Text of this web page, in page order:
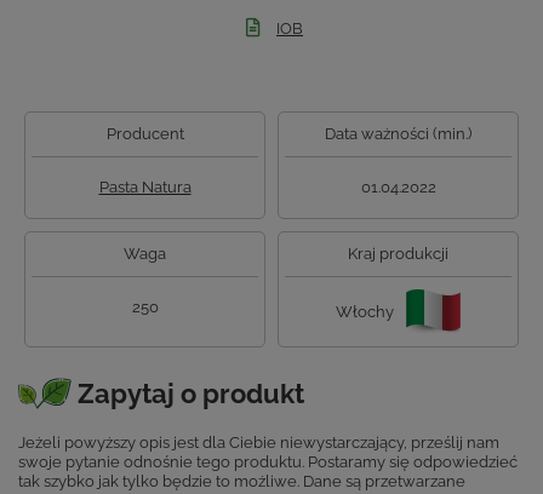
IOB
Producent
Pasta Natura
Data ważności (min.)
01.04.2022
Waga
250
Kraj produkcji
Włochy
Zapytaj o produkt
Jeżeli powyższy opis jest dla Ciebie niewystarczający, prześlij nam
swoje pytanie odnośnie tego produktu. Postaramy się odpowiedzieć
tak szybko jak tylko będzie to możliwe. Dane są przetwarzane